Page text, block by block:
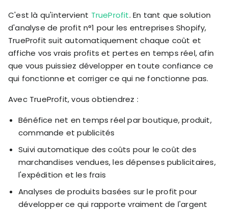
C'est là qu'intervient TrueProfit. En tant que solution
d'analyse de profit n°1 pour les entreprises Shopify,
TrueProfit suit automatiquement chaque coût et
affiche vos vrais profits et pertes en temps réel, afin
que vous puissiez développer en toute confiance ce
qui fonctionne et corriger ce qui ne fonctionne pas.
Avec TrueProfit, vous obtiendrez :
Bénéfice net en temps réel par boutique, produit,
commande et publicités
Suivi automatique des coûts pour le coût des
marchandises vendues, les dépenses publicitaires,
l'expédition et les frais
Analyses de produits basées sur le profit pour
développer ce qui rapporte vraiment de l'argent